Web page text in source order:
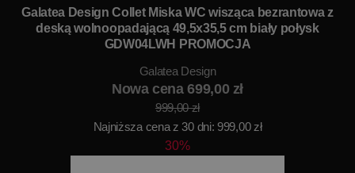
Galatea Design Collet Miska WC wisząca bezrantowa z
deską wolnoopadającą 49,5x35,5 cm biały połysk
GDW04LWH PROMOCJA
Galatea Design
Nowa cena 699,00 zł
999,00 zł
Najniższa cena z 30 dni: 999,00 zł
30%